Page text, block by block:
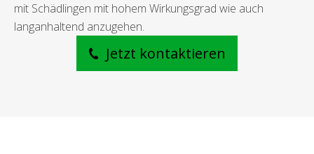
mit Schädlingen mit hohem Wirkungsgrad wie auch
langanhaltend anzugehen.
Jetzt kontaktieren